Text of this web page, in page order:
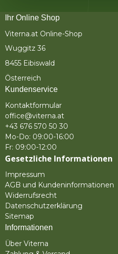
Ihr Online Shop
Viterna.at Online-Shop
Wuggitz 36
8455 Eibiswald
Österreich
Kundenservice
Kontaktformular
office@viterna.at
+43 676 570 50 30
Mo-Do: 09:00-16:00
Fr: 09:00-12:00
Gesetzliche Informationen
Impressum
AGB und Kundeninformationen
Widerrufsrecht
Datenschutzerklärung
Sitemap
Informationen
Über Viterna